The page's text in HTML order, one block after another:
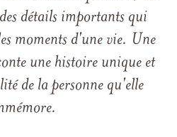
détails importants qui
moments d'une vie. Une
une histoire unique et
de la personne qu'elle